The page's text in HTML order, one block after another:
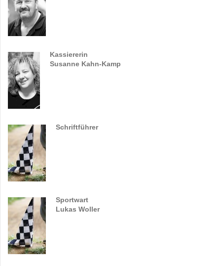
Kassiererin
Susanne Kahn-Kamp
Schriftführer
Sportwart
Lukas Woller